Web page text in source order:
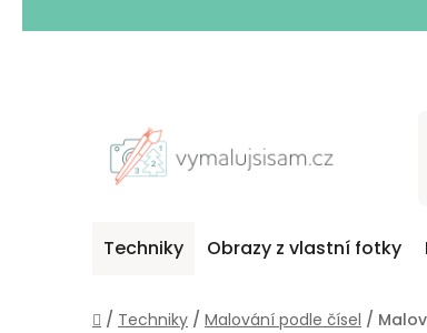
Techniky Obrazy z vlastní fotky
Domů
/ Techniky / Malování podle čísel /